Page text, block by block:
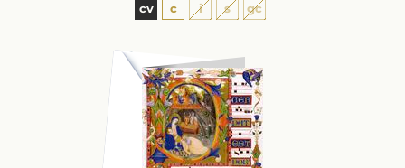
cv c i s gc